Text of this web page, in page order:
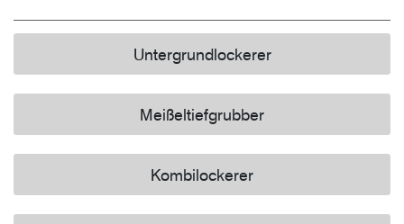
Untergrundlockerer
Meißeltiefgrubber
Kombilockerer